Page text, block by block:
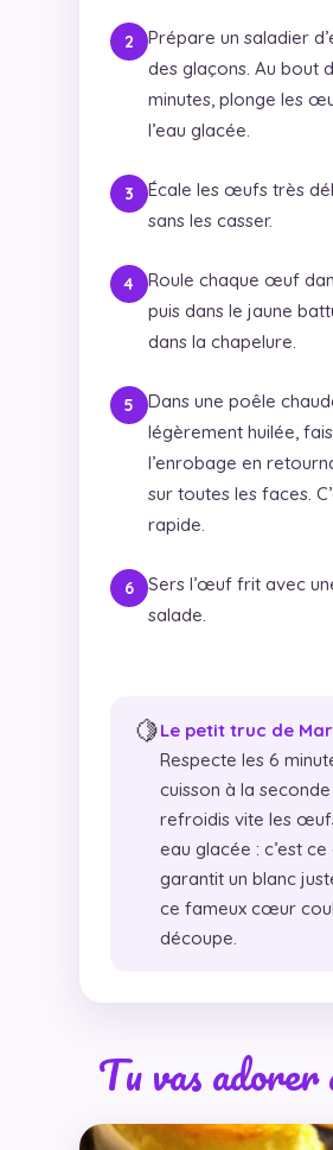
Prépare un saladier
des glaçons. Au bout
minutes, plonge les
l’eau glacée.
Écale les œufs très
sans les casser.
Roule chaque œuf
puis dans le jaune
dans la chapelure.
Dans une poêle
légèrement huilée,
l’enrobage en
sur toutes les faces.
rapide.
Sers l’œuf frit avec
salade.
🍋Le petit truc de
Respecte les 6
cuisson à la
refroidis vite les
eau glacée : c’est ce
garantit un blanc
ce fameux cœur
découpe.
Tu vas